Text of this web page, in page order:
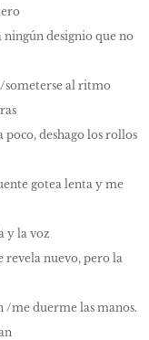
ningún designio que no
/someterse al ritmo
poco, deshago los rollos
gotea lenta y me
y la voz
revela nuevo, pero la
/me duerme las manos.